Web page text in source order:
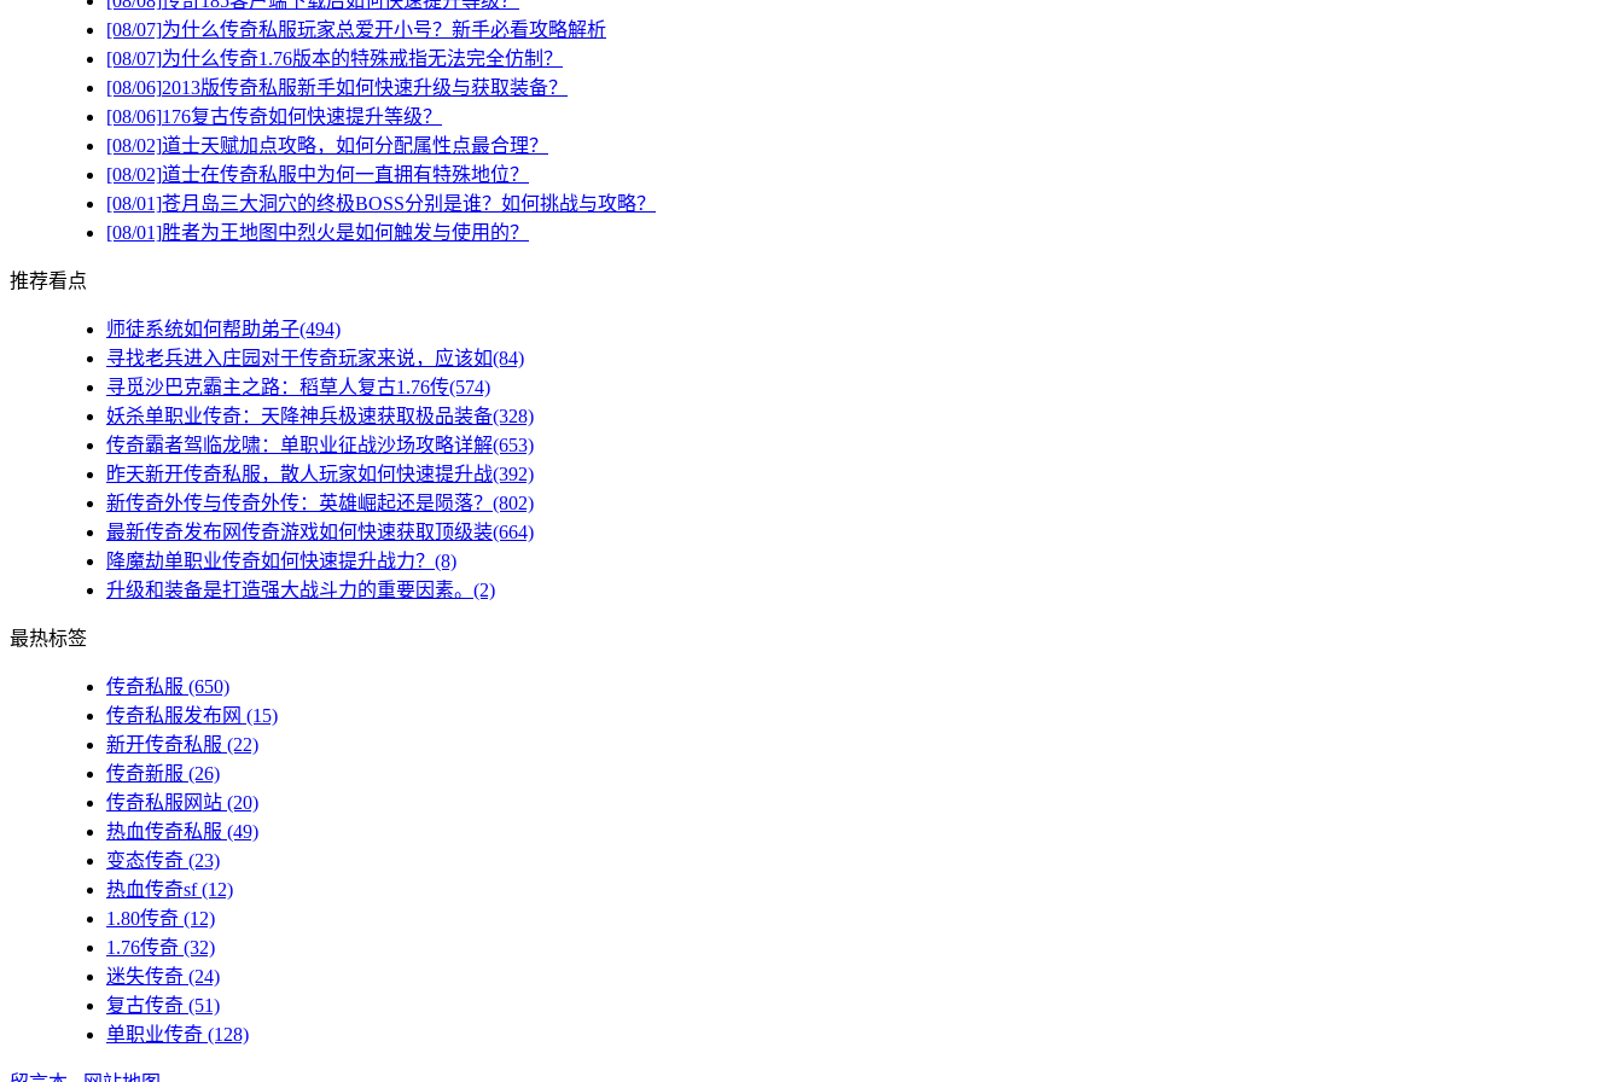
[08/07]为什么传奇私服玩家总爱开小号？新手必看攻略解析
[08/07]为什么传奇1.76版本的特殊戒指无法完全仿制？
[08/06]2013版传奇私服新手如何快速升级与获取装备？
[08/06]176复古传奇如何快速提升等级？
[08/02]道士天赋加点攻略，如何分配属性点最合理？
[08/02]道士在传奇私服中为何一直拥有特殊地位？
[08/01]苍月岛三大洞穴的终极BOSS分别是谁？如何挑战与攻略？
[08/01]胜者为王地图中烈火是如何触发与使用的？
推荐看点
师徒系统如何帮助弟子(494)
寻找老兵进入庄园对于传奇玩家来说，应该如(84)
寻觅沙巴克霸主之路：稻草人复古1.76传(574)
妖杀单职业传奇：天降神兵极速获取极品装备(328)
传奇霸者驾临龙啸：单职业征战沙场攻略详解(653)
昨天新开传奇私服，散人玩家如何快速提升战(392)
新传奇外传与传奇外传：英雄崛起还是陨落？(802)
最新传奇发布网传奇游戏如何快速获取顶级装(664)
降魔劫单职业传奇如何快速提升战力？(8)
升级和装备是打造强大战斗力的重要因素。(2)
最热标签
传奇私服 (650)
传奇私服发布网 (15)
新开传奇私服 (22)
传奇新服 (26)
传奇私服网站 (20)
热血传奇私服 (49)
变态传奇 (23)
热血传奇sf(12)
1.80传奇 (12)
1.76传奇 (32)
迷失传奇 (24)
复古传奇 (51)
单职业传奇 (128)